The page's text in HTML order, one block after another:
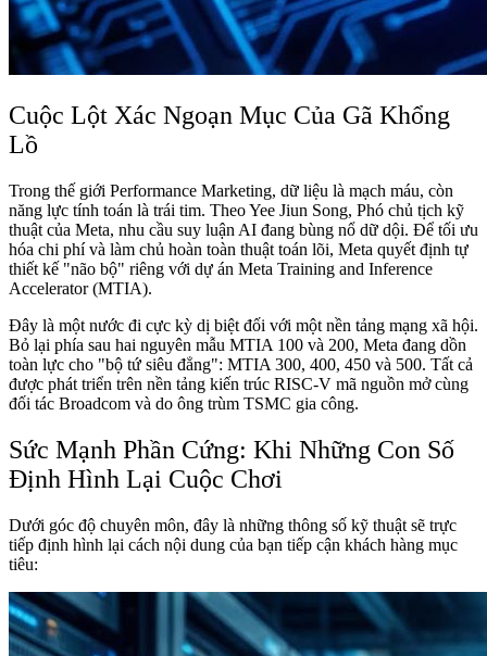
Cuộc Lột Xác Ngoạn Mục Của Gã Khổng
Lồ
Trong thế giới Performance Marketing, dữ liệu là mạch máu, còn
năng lực tính toán là trái tim. Theo Yee Jiun Song, Phó chủ tịch kỹ
thuật của Meta, nhu cầu suy luận AI đang bùng nổ dữ dội. Để tối ưu
hóa chi phí và làm chủ hoàn toàn thuật toán lõi, Meta quyết định tự
thiết kế "não bộ" riêng với dự án Meta Training and Inference
Accelerator (MTIA).
Đây là một nước đi cực kỳ dị biệt đối với một nền tảng mạng xã hội.
Bỏ lại phía sau hai nguyên mẫu MTIA 100 và 200, Meta đang dồn
toàn lực cho "bộ tứ siêu đẳng": MTIA 300, 400, 450 và 500. Tất cả
được phát triển trên nền tảng kiến trúc RISC-V mã nguồn mở cùng
đối tác Broadcom và do ông trùm TSMC gia công.
Sức Mạnh Phần Cứng: Khi Những Con Số
Định Hình Lại Cuộc Chơi
Dưới góc độ chuyên môn, đây là những thông số kỹ thuật sẽ trực
tiếp định hình lại cách nội dung của bạn tiếp cận khách hàng mục
tiêu: